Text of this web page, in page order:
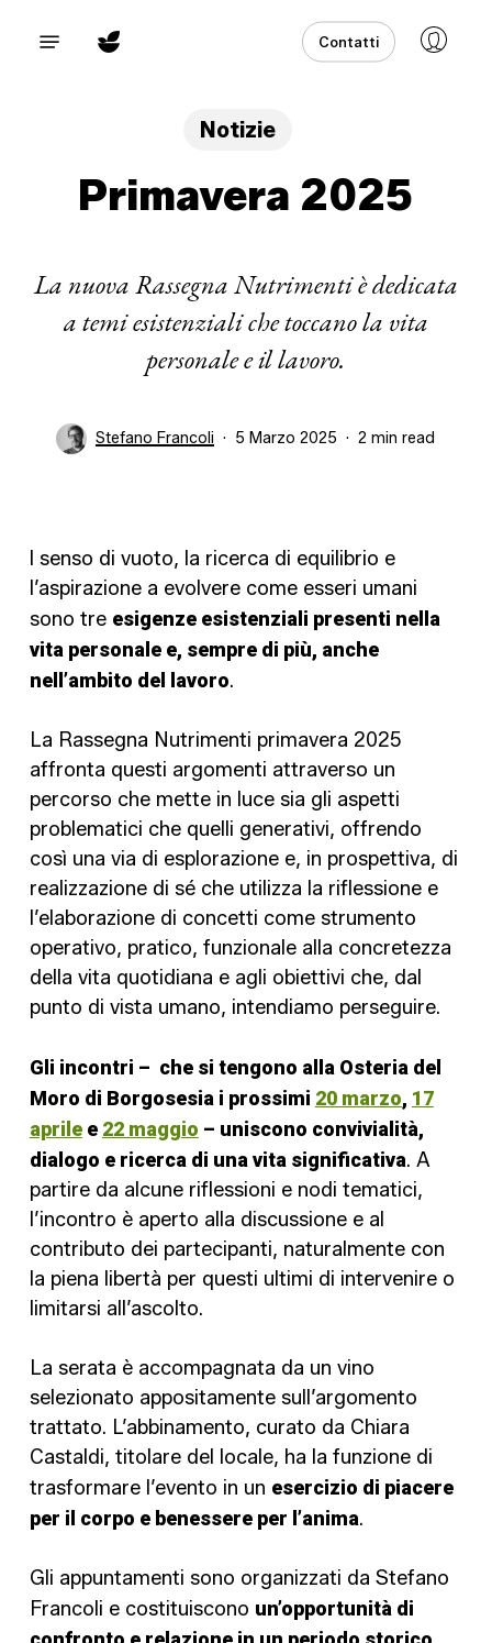
Menu Contatti
Notizie
Primavera 2025
La nuova Rassegna Nutrimenti è dedicata
a temi esistenziali che toccano la vita
personale e il lavoro.
Stefano Francoli 5 Marzo 2025 2 min read
l senso di vuoto, la ricerca di equilibrio e
l’aspirazione a evolvere come esseri umani
sono tre esigenze esistenziali presenti nella
vita personale e, sempre di più, anche
nell’ambito del lavoro.
La Rassegna Nutrimenti primavera 2025
affronta questi argomenti attraverso un
percorso che mette in luce sia gli aspetti
problematici che quelli generativi, offrendo
così una via di esplorazione e, in prospettiva, di
realizzazione di sé che utilizza la riflessione e
l’elaborazione di concetti come strumento
operativo, pratico, funzionale alla concretezza
della vita quotidiana e agli obiettivi che, dal
punto di vista umano, intendiamo perseguire.
Gli incontri – che si tengono alla Osteria del
Moro di Borgosesia i prossimi 20 marzo, 17
aprilee 22 maggio – uniscono convivialità,
dialogo e ricerca di una vita significativa. A
partire da alcune riflessioni e nodi tematici,
l’incontro è aperto alla discussione e al
contributo dei partecipanti, naturalmente con
la piena libertà per questi ultimi di intervenire o
limitarsi all’ascolto.
La serata è accompagnata da un vino
selezionato appositamente sull’argomento
trattato. L’abbinamento, curato da Chiara
Castaldi, titolare del locale, ha la funzione di
trasformare l’evento in un esercizio di piacere
per il corpo e benessere per l’anima.
Gli appuntamenti sono organizzati da Stefano
Francoli e costituiscono un’opportunità di